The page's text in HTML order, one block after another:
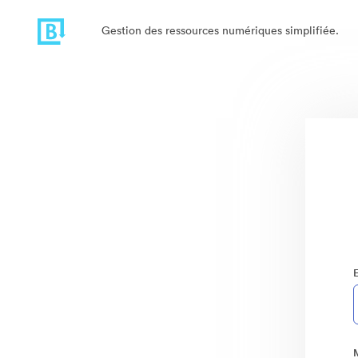
Gestion des ressources numériques simplifiée.